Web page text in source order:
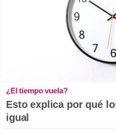
¿El tiempo vuela?
Esto explica por qué
igual